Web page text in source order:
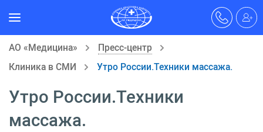
АО «Медицина»
Пресс-центр
Клиника в СМИ
Утро России.Техники массажа.
Утро России.Техники
массажа.